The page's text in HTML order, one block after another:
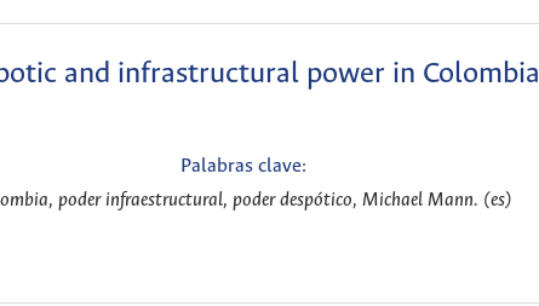
and infrastructural power in Colombia
Palabras clave:
poder infraestructural, poder despótico, Michael Mann. (es)